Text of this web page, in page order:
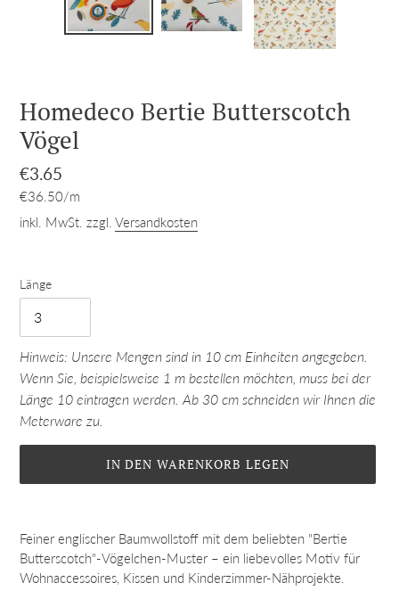
Homedeco Bertie Butterscotch
Vögel
Normaler
Preis
€3.65
Einzelpreis
€36.50/pro
m
inkl. MwSt. zzgl. Versandkosten
Länge
Hinweis: Unsere Mengen sind in 10 cm Einheiten angegeben.
Wenn Sie, beispielsweise 1 m bestellen möchten, muss bei der
Länge 10 eintragen werden. Ab 30 cm schneiden wir Ihnen die
Meterware zu.
IN DEN WARENKORB LEGEN
wird
zum
Warenkorb
Feiner englischer Baumwollstoff mit dem beliebten "Bertie
Butterscotch"-Vögelchen-Muster – ein liebevolles Motiv für
Wohnaccessoires, Kissen und Kinderzimmer-Nähprojekte.